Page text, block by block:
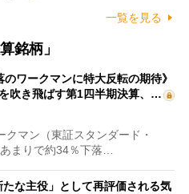
一覧を見る
銘柄」
のワークマンに特大反転の期待》
吹き飛ばす第1四半期決算、…
マン（東証スタンダード・
まりで約34％下落…
な主役」として再評価される気